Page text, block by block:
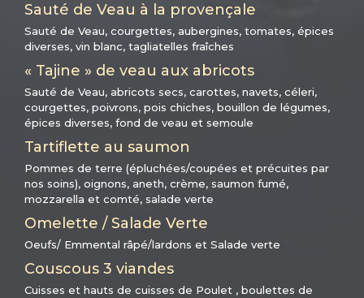
Sauté de Veau à la provençale
Sauté de Veau, courgettes, aubergines, tomates, épices
diverses, vin blanc, tagliatelles fraîches
« Tajine » de veau aux abricots
Sauté de Veau, abricots secs, carottes, navets, céleri,
courgettes, poivrons, pois chiches, bouillon de légumes,
épices diverses, fond de veau et semoule
Tartiflette au saumon
Pommes de terre (épluchées/coupées et précuites par
nos soins), oignons, aneth, crème, saumon fumé,
mozzarella et comté, salade verte
Omelette / Salade Verte
Oeufs/ Emmental râpé/lardons et Salade verte
Couscous 3 viandes
Cuisses et hauts de cuisses de Poulet , boulettes de